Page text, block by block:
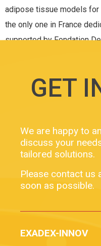
adipose tissue models
the only one in France
supported by Fondation
GET
We are happy to
discuss your
tailored solutions.
Please contact us
soon as possible.
EXADEX-INNOV